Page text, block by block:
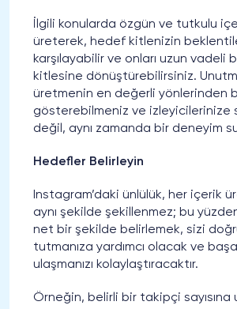
İlgili konularda özgün ve tutkulu
üreterek, hedef kitlenizin
karşılayabilir ve onları uzun vadeli
kitlesine dönüştürebilirsiniz.
üretmenin en değerli yönlerinden
gösterebilmeniz ve izleyicilerinize
değil, aynı zamanda bir deneyim
Hedefler Belirleyin
Instagram’daki ünlülük, her içerik
aynı şekilde şekillenmez; bu
net bir şekilde belirlemek, sizi
tutmanıza yardımcı olacak ve
ulaşmanızı kolaylaştıracaktır.
Örneğin, belirli bir takipçi sayısına